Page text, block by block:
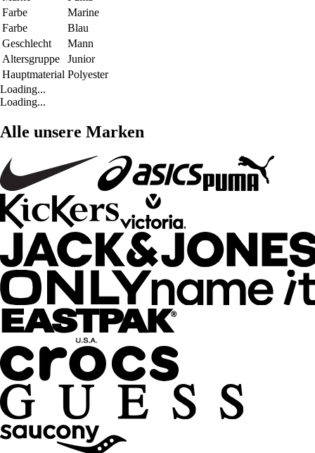
Farbe
Marine
Farbe
Blau
Geschlecht
Mann
Altersgruppe
Junior
Hauptmaterial Polyester
Loading...
Loading...
Alle unsere Marken